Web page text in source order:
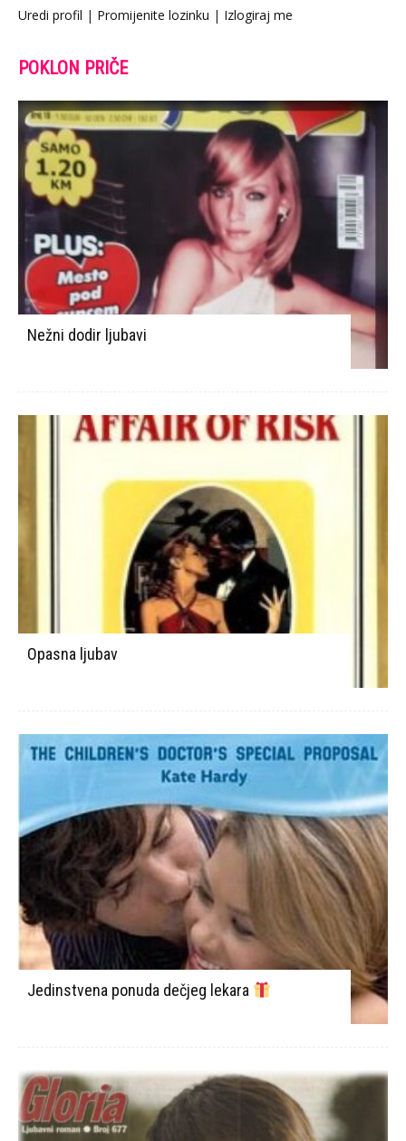
Uredi profil | Promijenite lozinku | Izlogiraj me
POKLON PRIČE
Nežni dodir ljubavi
Opasna ljubav
Jedinstvena ponuda dečjeg lekara